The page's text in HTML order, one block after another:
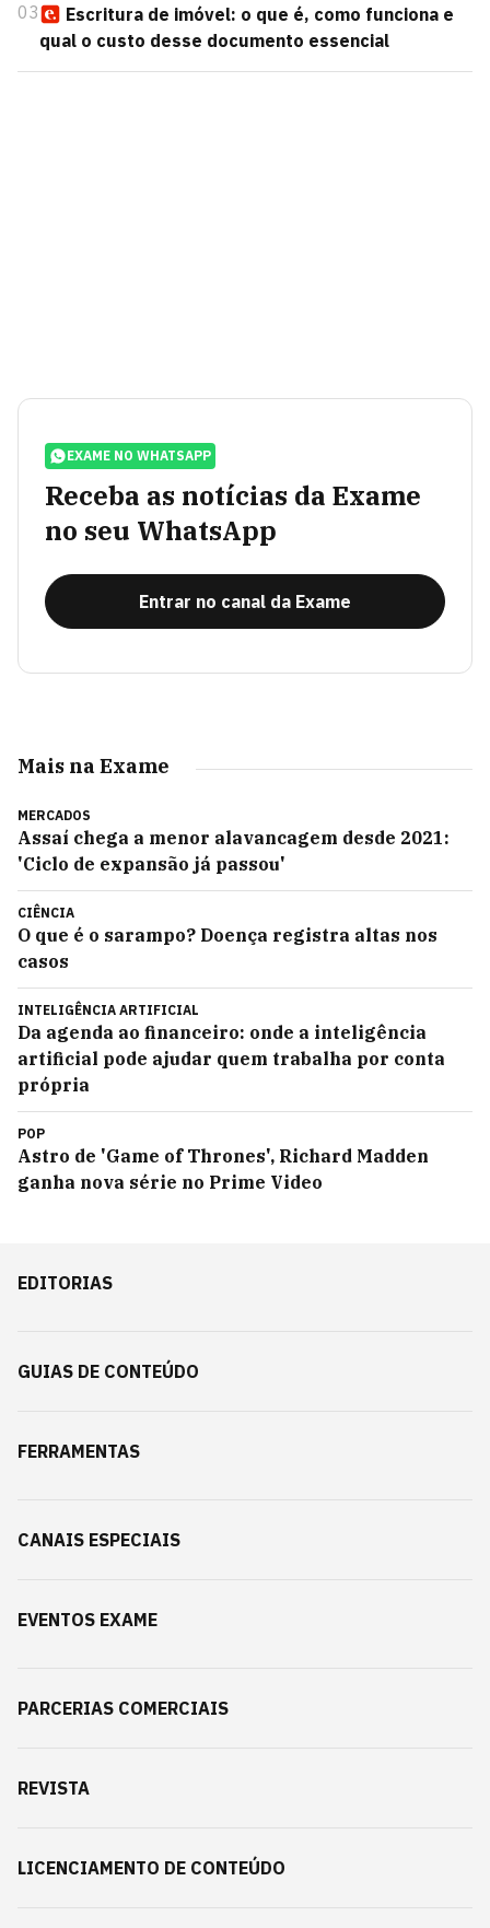
03
Escritura de imóvel: o que é, como funciona e
qual o custo desse documento essencial
EXAME NO WHATSAPP
Receba as notícias da Exame
no seu WhatsApp
Entrar no canal da Exame
Mais na Exame
MERCADOS
Assaí chega a menor alavancagem desde 2021:
'Ciclo de expansão já passou'
CIÊNCIA
O que é o sarampo? Doença registra altas nos
casos
INTELIGÊNCIA ARTIFICIAL
Da agenda ao financeiro: onde a inteligência
artificial pode ajudar quem trabalha por conta
própria
POP
Astro de 'Game of Thrones', Richard Madden
ganha nova série no Prime Video
EDITORIAS
GUIAS DE CONTEÚDO
FERRAMENTAS
CANAIS ESPECIAIS
EVENTOS EXAME
PARCERIAS COMERCIAIS
REVISTA
LICENCIAMENTO DE CONTEÚDO